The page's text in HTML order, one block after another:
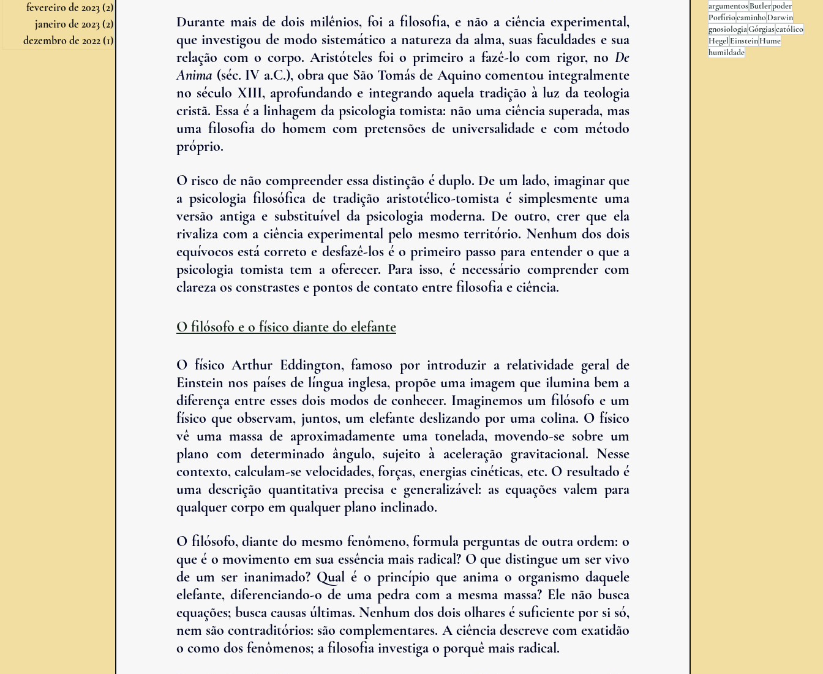
fevereiro de 2023(2)
janeiro de 2023(2)
dezembro de 2022(1)
Durante mais de dois milênios, foi a filosofia, e não a ciência experimental,
que investigou de modo sistemático a natureza da alma, suas faculdades e sua
relação com o corpo. Aristóteles foi o primeiro a fazê-lo com rigor, no De
Anima (séc. IV a.C.), obra que São Tomás de Aquino comentou integralmente
no século XIII, aprofundando e integrando aquela tradição à luz da teologia
cristã. Essa é a linhagem da psicologia tomista: não uma ciência superada, mas
uma filosofia do homem com pretensões de universalidade e com método
próprio.
O risco de não compreender essa distinção é duplo. De um lado, imaginar que
a psicologia filosófica de tradição aristotélico-tomista é simplesmente uma
versão antiga e substituível da psicologia moderna. De outro, crer que ela
rivaliza com a ciência experimental pelo mesmo território. Nenhum dos dois
equívocos está correto e desfazê-los é o primeiro passo para entender o que a
psicologia tomista tem a oferecer. Para isso, é necessário comprender com
clareza os constrastes e pontos de contato entre filosofia e ciência.
O filósofo e o físico diante do elefante
O físico Arthur Eddington, famoso por introduzir a relatividade geral de
Einstein nos países de língua inglesa, propõe uma imagem que ilumina bem a
diferença entre esses dois modos de conhecer. Imaginemos um filósofo e um
físico que observam, juntos, um elefante deslizando por uma colina. O físico
vê uma massa de aproximadamente uma tonelada, movendo-se sobre um
plano com determinado ângulo, sujeito à aceleração gravitacional. Nesse
contexto, calculam-se velocidades, forças, energias cinéticas, etc. O resultado é
uma descrição quantitativa precisa e generalizável: as equações valem para
qualquer corpo em qualquer plano inclinado.
O filósofo, diante do mesmo fenômeno, formula perguntas de outra ordem: o
que é o movimento em sua essência mais radical? O que distingue um ser vivo
de um ser inanimado? Qual é o princípio que anima o organismo daquele
elefante, diferenciando-o de uma pedra com a mesma massa? Ele não busca
equações; busca causas últimas. Nenhum dos dois olhares é suficiente por si só,
nem são contraditórios: são complementares. A ciência descreve com exatidão
o como dos fenômenos; a filosofia investiga o porquê mais radical.
argumentosButlerpoder
PorfíriocaminhoDarwin
gnosiologiaGórgiascatólico
Hegel EinsteinHume
humildade